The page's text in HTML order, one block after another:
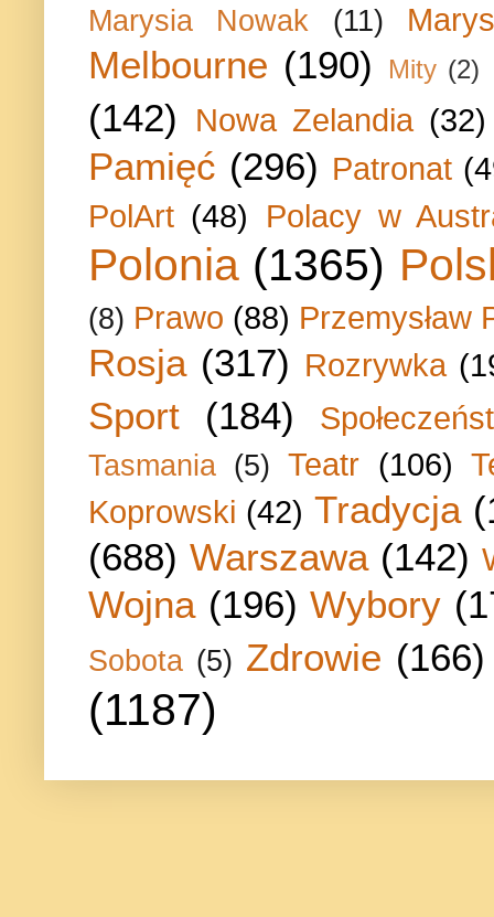
Marysia Nowak (11)
Melbourne (190) Mity (2)
(142) Nowa Zelandia (32)
Pamięć (296) Patronat
PolArt (48) Polacy w
Polonia (1365)
(8) Prawo (88) Przemysław
Rosja (317) Rozrywka
Sport (184)
Tasmania (5) Teatr (106)
Koprowski (42) Tradycja
(688) Warszawa (142)
Wojna (196) Wybory
Sobota (5) Zdrowie (166)
(1187)